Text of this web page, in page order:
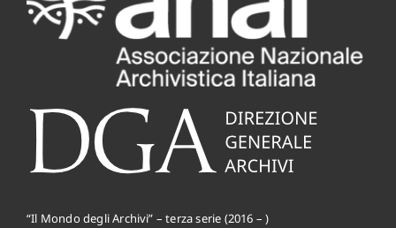
“Il Mondo degli Archivi” – terza serie (2016 – )